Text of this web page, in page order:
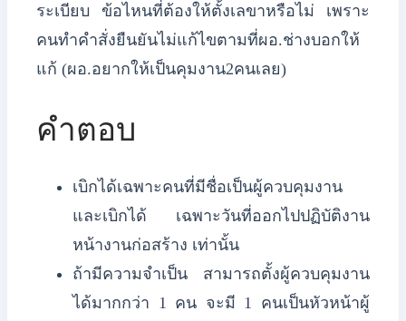
ระเบียบ ข้อไหนที่ต้องให้ตั้งเลขาหรือไม่ เพราะ
คนทำคำสั่งยืนยันไม่แก้ไขตามที่ผอ.ช่างบอกให้
แก้ (ผอ.อยากให้เป็นคุมงาน2คนเลย)
คำตอบ
เบิกได้เฉพาะคนที่มีชื่อเป็นผู้ควบคุมงาน
และเบิกได้ เฉพาะวันที่ออกไปปฏิบัติงาน
หน้างานก่อสร้าง เท่านั้น
ถ้ามีความจำเป็น สามารถตั้งผู้ควบคุมงาน
ได้มากกว่า 1 คน จะมี 1 คนเป็นหัวหน้าผู้